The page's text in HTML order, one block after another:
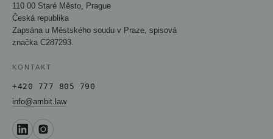
110 00 Staré Město, Prague
Česká republika
Zapsána u Městského soudu v Praze, spisová
značka C287293.
KONTAKT
+420 777 805 790
info@ambit.law